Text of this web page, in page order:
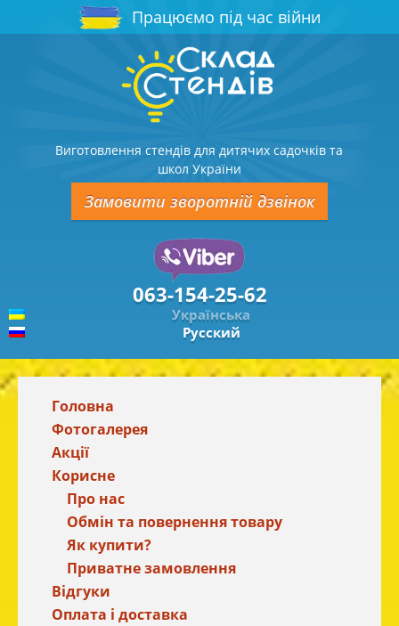
Працюємо під час війни
Виготовлення стендів для дитячих садочків та
школ України
Замовити зворотній дзвінок
063-154-25-62
Українська
Русский
Головна
Фотогалерея
Акції
Корисне
Про нас
Обмін та повернення товару
Як купити?
Приватне замовлення
Відгуки
Оплата і доставка